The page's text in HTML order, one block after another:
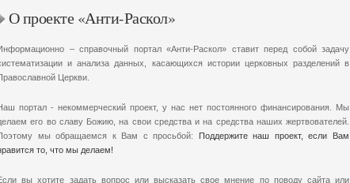
О проекте «Анти-Раскол»
– справочный портал «Анти-Раскол» ставит перед собой задачу
и анализа данных, касающихся истории церковных разделений в
Церкви.
портал - некоммерческий проект, у нас нет постоянного финансирования. Мы
его во славу Божию, на свои средства и на средства наших жертвователей.
мы обращаемся к Вам с просьбой: Поддержите наш проект, если Вам
то, что мы делаем!
вы хотите задать вопрос или высказать свое мнение по поводу сайта или